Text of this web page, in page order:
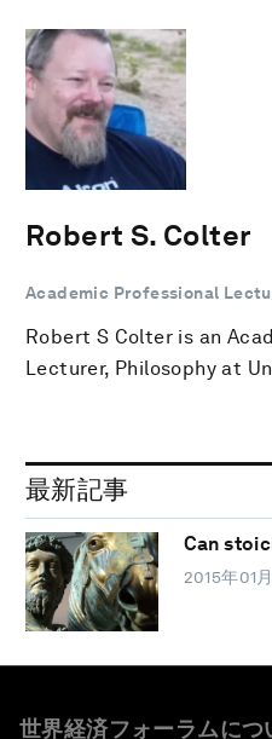
Robert S. Colter
Academic Professional
Robert S Colter is an
Lecturer, Philosophy at
最新記事
Can
2015年01
世界経済フォーラムにつ